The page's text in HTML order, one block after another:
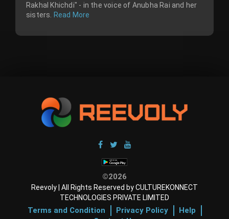
Rakhal Khichdi" - in the voice of Anubha Rai and her
sisters.
Read More
©2026
Reevoly | All Rights Reserved by CULTUREKONNECT
TECHNOLOGIES PRIVATE LIMITED
Terms and Condition Privacy Policy
Help